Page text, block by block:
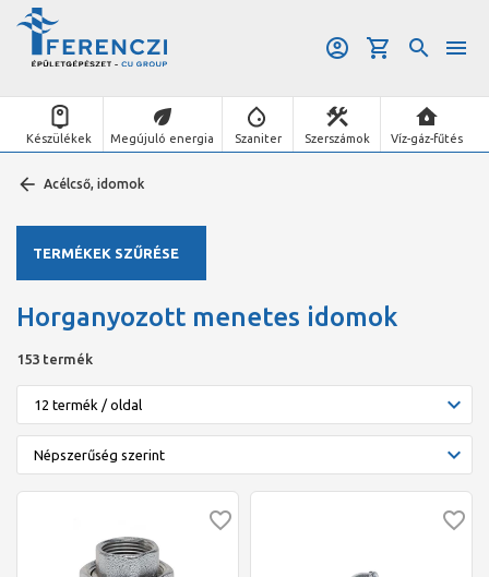
Készülékek Megújuló energia Szaniter Szerszámok Víz-gáz-fűtés
Acélcső, idomok
Horganyozott menetes idomok
153 termék
TERMÉKEK SZŰRÉSE